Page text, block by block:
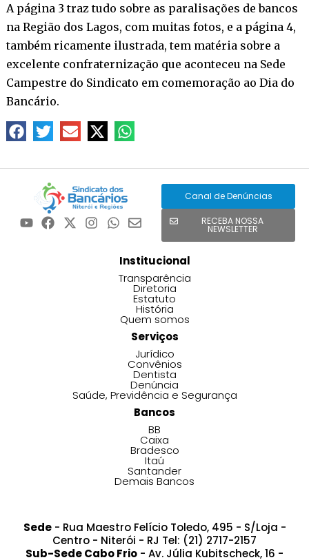
A página 3 traz tudo sobre as paralisações de bancos
na Região dos Lagos, com muitas fotos, e a página 4,
também ricamente ilustrada, tem matéria sobre a
excelente confraternização que aconteceu na Sede
Campestre do Sindicato em comemoração ao Dia do
Bancário.
Canal de Denúncias
RECEBA NOSSA
NEWSLETTER
Institucional
Transparência
Diretoria
Estatuto
História
Quem somos
Serviços
Jurídico
Convênios
Dentista
Denúncia
Saúde, Previdência e Segurança
Bancos
BB
Caixa
Bradesco
Itaú
Santander
Demais Bancos
Sede- Rua Maestro Felício Toledo, 495 - S/Loja -
Centro - Niterói - RJ Tel: (21) 2717-2157
Sub-Sede Cabo Frio - Av. Júlia Kubitscheck, 16 -